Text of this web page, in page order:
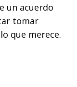
un acuerdo
tomar
que merece.